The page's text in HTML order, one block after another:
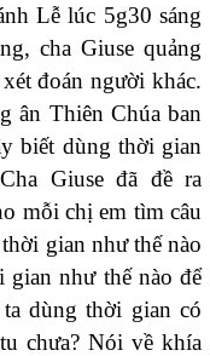
Lễ lúc 5g30 sáng
cha Giuse quảng
đoán người khác.
ân Thiên Chúa ban
biết dùng thời gian
Giuse đã đề ra
mỗi chị em tìm câu
gian như thế nào
như thế nào để
dùng thời gian có
chưa? Nói về khía